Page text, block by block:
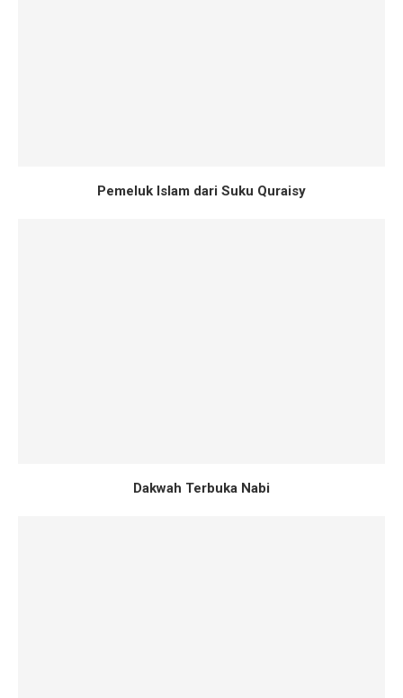
Pemeluk Islam dari Suku Quraisy
Dakwah Terbuka Nabi